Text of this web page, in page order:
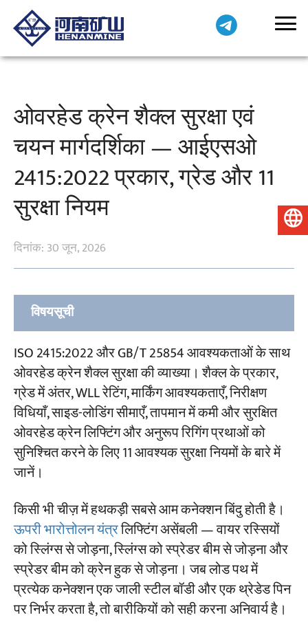
ओवरहेड क्रेन शैक्ल सुरक्षा एवं
चयन मार्गदर्शिका — आईएसओ
2415:2022 प्रकार, ग्रेड और 11
सुरक्षा नियम
दिनांक: 30 जून, 2026
विषयसूची
1. बॉडी शेप के आधार पर ओवरहेड क्रेन के शैक्ल के
प्रकार
2. पिन विन्यास के अनुसार हथकड़ी के प्रकार
3. ओवरहेड क्रेन के शैक्ल पदनाम को कैसे पढ़ें
4. अंकन संबंधी आवश्यकताएँ
5. ओवरहेड क्रेन शैक्ल सुरक्षा के 11 नियम — आईएसओ
2415:2022 अनुलग्नक बी
नियम 1 — उपयोग से पहले निरीक्षण
नियम 2 — पिन और शरीर को कभी भी आपस में न
मिलाएं
नियम 3 — साइड लोडिंग से बचें
ISO 2415:2022 और GB/T 25854 आवश्यकताओं के साथ
ओवरहेड क्रेन शैक्ल सुरक्षा की व्याख्या। शैक्ल के प्रकार,
ग्रेड में अंतर, WLL रेटिंग, मार्किंग आवश्यकताएँ, निरीक्षण
विधियाँ, साइड-लोडिंग सीमाएँ, तापमान में कमी और सुरक्षित
ओवरहेड क्रेन लिफ्टिंग और अनुरूप रिगिंग प्रथाओं को
सुनिश्चित करने के लिए 11 आवश्यक सुरक्षा नियमों के बारे में
जानें।
किसी भी चीज़ में हथकड़ी सबसे आम कनेक्शन बिंदु होती है।
ऊपरी भारोत्तोलन यंत्रलिफ्टिंग असेंबली — वायर रस्सियों
को स्लिंग्स से जोड़ना, स्लिंग्स को स्प्रेडर बीम से जोड़ना और
स्प्रेडर बीम को क्रेन हुक से जोड़ना। जब लोड पथ में
प्रत्येक कनेक्शन एक जाली स्टील बॉडी और एक थ्रेडेड पिन
पर निर्भर करता है, तो बारीकियों को सही करना अनिवार्य है।
हिन्दी